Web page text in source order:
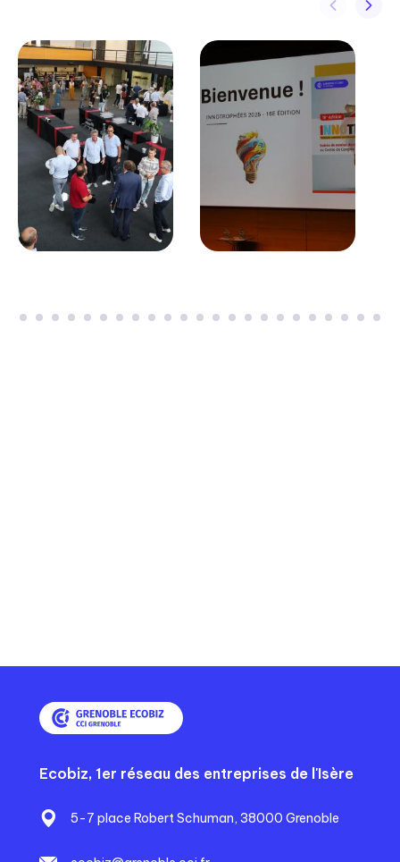
Ecobiz, 1er réseau des entreprises de l'Isère
5-7 place Robert Schuman, 38000 Grenoble